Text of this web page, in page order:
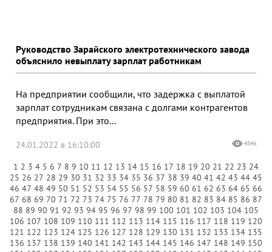
Руководство Зарайского электротехнического завода
объяснило невыплату зарплат работникам
На предприятии сообщили, что задержка с выплатой
зарплат сотрудникам связана с долгами контрагентов
предприятия. При это...
24.01.2022 в 16:10:00 4846
1 2 3 4 5 6 7 8 9 10 11 12 13 14 15 16 17 18 19 20 21 22 23 24
25 26 27 28 29 30 31 32 33 34 35 36 37 38 39 40 41 42 43 44 45
46 47 48 49 50 51 52 53 54 55 56 57 58 59 60 61 62 63 64 65 66
67 68 69 70 71 72 73 74 75 76 77 78 79 80 81 82 83 84 85 86 87
88 89 90 91 92 93 94 95 96 97 98 99 100 101 102 103 104 105
106 107 108 109 110 111 112 113 114 115 116 117 118 119 120
121 122 123 124 125 126 127 128 129 130 131 132 133 134 135
136 137 138 139 140 141 142 143 144 145 146 147 148 149 150